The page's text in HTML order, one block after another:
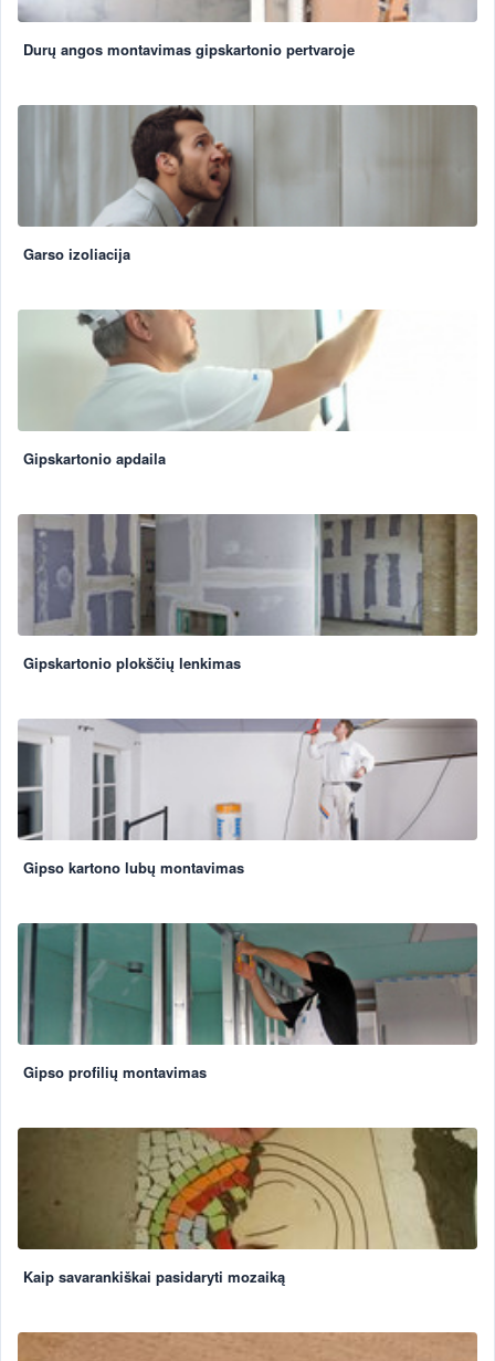
Durų angos montavimas gipskartonio pertvaroje
Garso izoliacija
Gipskartonio apdaila
Gipskartonio plokščių lenkimas
Gipso kartono lubų montavimas
Gipso profilių montavimas
Kaip savarankiškai pasidaryti mozaiką